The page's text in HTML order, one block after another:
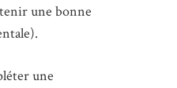
une bonne
une